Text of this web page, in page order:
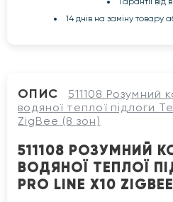
14 днів на заміну товару
ОПИС
511108 Розумний
водяної теплої підлоги
ZigBee (8 зон)
511108 РОЗУМНИЙ
ВОДЯНОЇ ТЕПЛОЇ
PRO LINE X10